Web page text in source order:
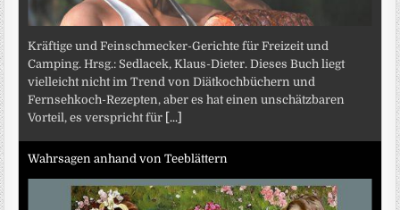
Kräftige und Feinschmecker-Gerichte für Freizeit und
Camping. Hrsg.: Sedlacek, Klaus-Dieter. Dieses Buch liegt
vielleicht nicht im Trend von Diätkochbüchern und
Fernsehkoch-Rezepten, aber es hat einen unschätzbaren
Vorteil, es verspricht für [...]
Wahrsagen anhand von Teeblättern